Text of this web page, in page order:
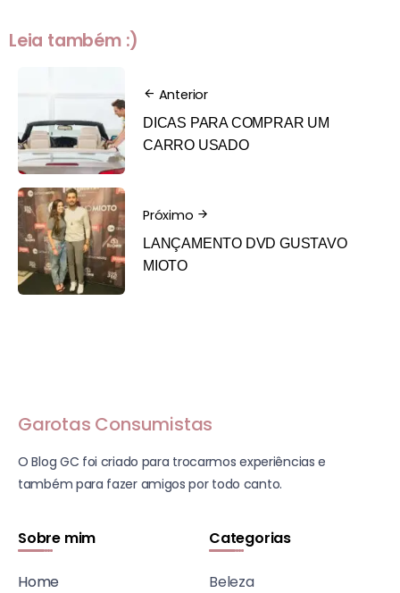
Leia também :)
Anterior
DICAS PARA COMPRAR UM
CARRO USADO
Próximo
LANÇAMENTO DVD GUSTAVO
MIOTO
Garotas Consumistas
O Blog GC foi criado para trocarmos experiências e
também para fazer amigos por todo canto.
Sobre mim
Home
Categorias
Beleza